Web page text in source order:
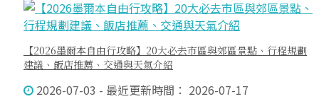
【2026墨爾本自由行攻略】20大必去市區與郊區景點、行程規劃
建議、飯店推薦、交通與天氣介紹
2026-07-03 - 最近更新時間： 2026-07-17